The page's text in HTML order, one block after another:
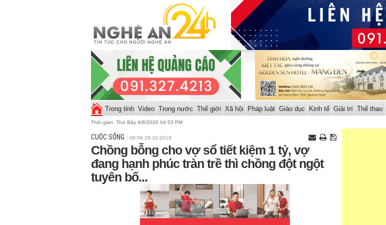
Trong tỉnh Video Trong nước Thế giới Xã hội Pháp luật Giáo dục Kinh tế Giải trí Thể thao
Thời gian: Thứ Bảy 8/8/2026 04:53 PM
CUỘC SỐNG 08:56 29-10-2018
Chồng bỗng cho vợ sổ tiết kiệm 1 tỷ, vợ
đang hạnh phúc tràn trề thì chồng đột ngột
tuyên bố...